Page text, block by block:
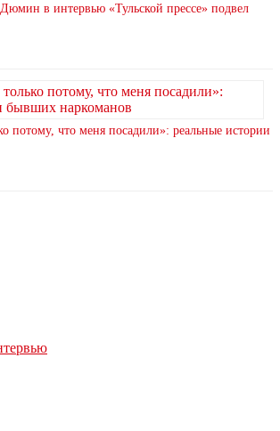
в интервью «Тульской прессе» подвел
потому, что меня посадили»: реальные истории
новости дня в Тульской области на сайте